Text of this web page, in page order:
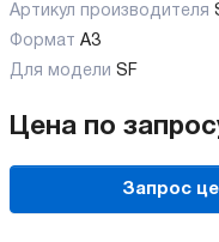
Артикул производителя
Формат A3
Для модели SF
Цена по
Запрос